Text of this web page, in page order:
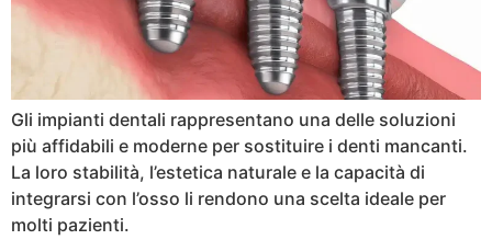
Gli impianti dentali rappresentano una delle soluzioni
più affidabili e moderne per sostituire i denti mancanti.
La loro stabilità, l’estetica naturale e la capacità di
integrarsi con l’osso li rendono una scelta ideale per
molti pazienti.